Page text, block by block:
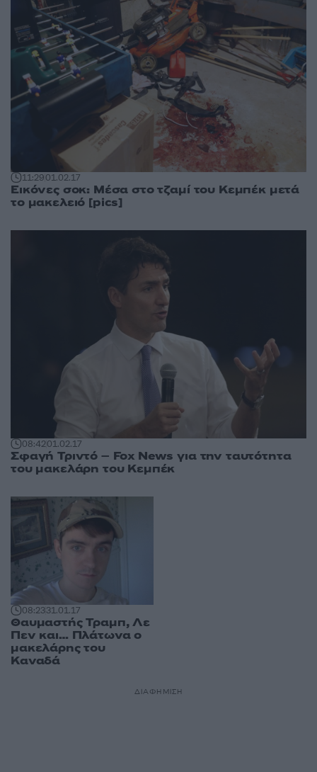
11:2901.02.17
Εικόνες σοκ: Μέσα στο τζαμί του Κεμπέκ μετά
το μακελειό [pics]
08:4201.02.17
Σφαγή Τριντό – Fox News για την ταυτότητα
του μακελάρη του Κεμπέκ
08:2331.01.17
Θαυμαστής Τραμπ, Λε
Πεν και… Πλάτωνα ο
μακελάρης του
Καναδά
ΔΙΑΦΗΜΙΣΗ